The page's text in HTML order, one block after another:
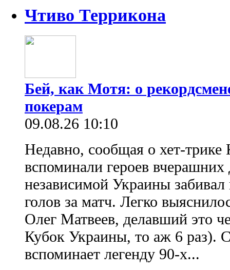
Чтиво Террикона
Бей, как Мотя: о
покерам
09.08.26 10:10
Недавно, сообщая о хет-
вспоминали героев
независимой Украины
голов за матч. Легко
Олег Матвеев, делавший это
Кубок Украины, то аж 6 раз).
вспоминает легенду 90-х...